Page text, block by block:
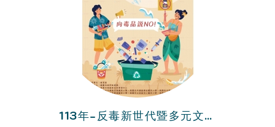
113年-反毒新世代暨多元文化巡禮